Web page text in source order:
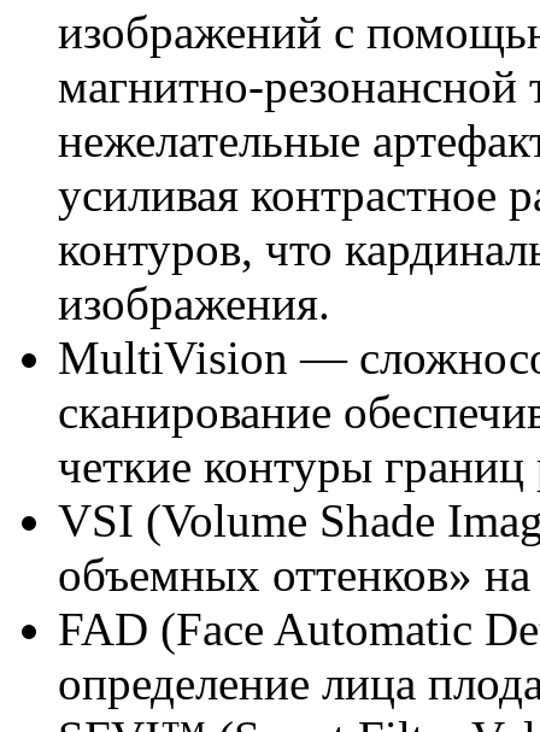
изображений с
магнитно-резонансной
нежелательные
усиливая контрастное
контуров, что
изображения.
MultiVision —
сканирование
четкие контуры границ
VSI (Volume Shade
объемных оттенков»
FAD (Face Automatic
определение лица